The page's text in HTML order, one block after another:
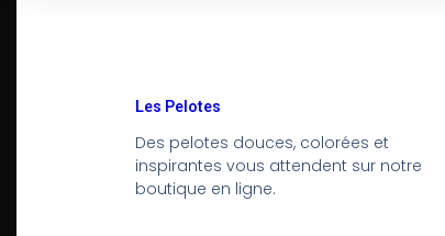
Les Pelotes
Des pelotes douces, colorées et
inspirantes vous attendent sur notre
boutique en ligne.